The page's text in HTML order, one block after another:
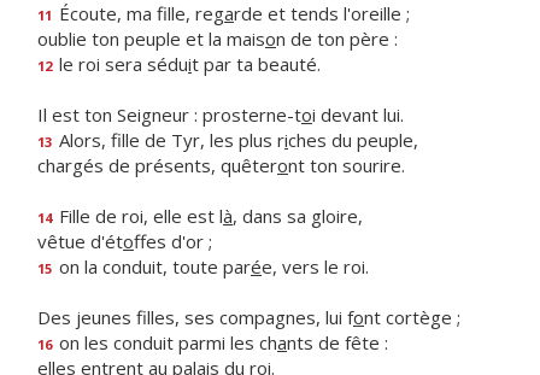
11 Écoute, ma fille, regarde et tends l'oreille ;
oublie ton peuple et la maison de ton père :
12 le roi sera séduit par ta beauté.
Il est ton Seigneur : prosterne-toi devant lui.
13 Alors, fille de Tyr, les plus riches du peuple,
chargés de présents, quêteront ton sourire.
14 Fille de roi, elle est là, dans sa gloire,
vêtue d'étoffes d'or ;
15 on la conduit, toute parée, vers le roi.
Des jeunes filles, ses compagnes, lui font cortège ;
16 on les conduit parmi les chants de fête :
elles entrent au palais du roi.